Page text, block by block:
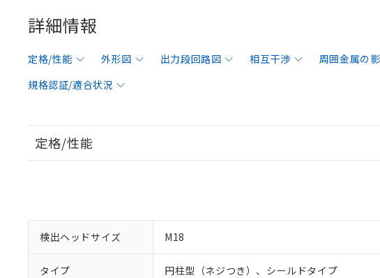
詳細情報
定格/性能 外形図 出力段回路図 相互干渉 周囲金属の
規格認証/適合状況
定格/性能
検出ヘッドサイズ M18
タイプ 円柱型（ネジつき）、シールドタイプ